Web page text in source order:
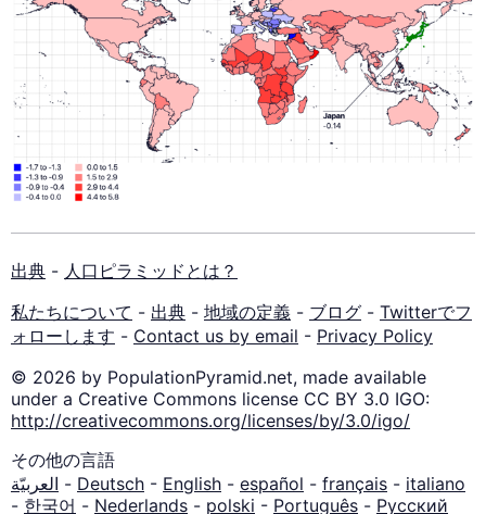
出典 - 人口ピラミッドとは？
私たちについて - 出典 - 地域の定義 - ブログ - Twitterでフ
ォローします - Contact us by email - Privacy Policy
© 2026 by PopulationPyramid.net, made available
under a Creative Commons license CC BY 3.0 IGO:
http://creativecommons.org/licenses/by/3.0/igo/
その他の言語
العربيّة - Deutsch - English - español - français - italiano
- 한국어 - Nederlands - polski - Português - Русский